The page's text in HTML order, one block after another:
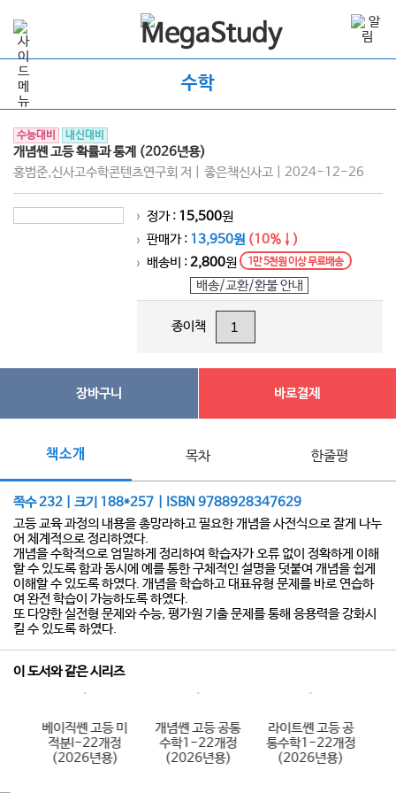
수학
수능대비 내신대비
개념쎈 고등 확률과 통계 (2026년용)
홍범준,신사고수학콘텐츠연구회 저 | 좋은책신사고 | 2024-12-26
> 정가 : 15,500원
> 판매가 : 13,950원 (10%↓)
> 배송비 :2,800원 1만 5천원 이상 무료배송
배송/교환/환불 안내
종이책
장바구니 바로결제
책소개 목차 한줄평
쪽수 232 | 크기 188*257 | ISBN 9788928347629
고등 교육 과정의 내용을 총망라하고 필요한 개념을 사전식으로 잘게 나누
어 체계적으로 정리하였다.
개념을 수학적으로 엄밀하게 정리하여 학습자가 오류 없이 정확하게 이해
할 수 있도록 함과 동시에 예를 통한 구체적인 설명을 덧붙여 개념을 쉽게
이해할 수 있도록 하였다. 개념을 학습하고 대표유형 문제를 바로 연습하
여 완전 학습이 가능하도록 하였다.
또 다양한 실전형 문제와 수능, 평가원 기출 문제를 통해 응용력을 강화시
킬 수 있도록 하였다.
이 도서와 같은 시리즈
베이직쎈 고등 미
적분I-22개정
(2026년용)
개념쎈 고등 공통
수학1-22개정
(2026년용)
라이트쎈 고등 공
통수학1-22개정
(2026년용)